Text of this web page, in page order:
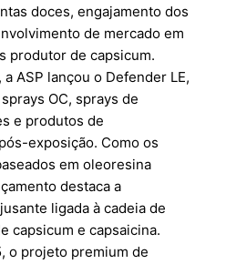
doces, engajamento dos
de mercado em
produtor de capsicum.
ASP lançou o Defender LE,
OC, sprays de
e produtos de
exposição. Como os
em oleoresina
destaca a
ligada à cadeia de
capsicum e capsaicina.
o projeto premium de